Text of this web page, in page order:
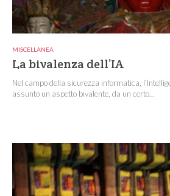
MISCELLANEA
La bivalenza dell’IA
Nel campo della sicurezza informatica,
assunto un aspetto bivalente, da un certo...